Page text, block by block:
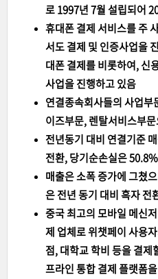
로 1997년 7월 설립되어
휴대폰 결제 서비스를 주
서도 결제 및 인증사업을
대폰 결제를 비롯하여, 신
사업을 진행하고 있음
연결종속회사들의 사업
이즈부문, 렌탈서비스부
전년동기 대비 연결기준
전환, 당기순손실은
매출은 소폭 증가에 그쳤
은 전년 동기 대비 흑자 전
중국 최고의 모바일 메신
제 업체로 위챗페이 사용
점, 대학교 학비 등을 결제
프라인 통합 결제 플랫폼